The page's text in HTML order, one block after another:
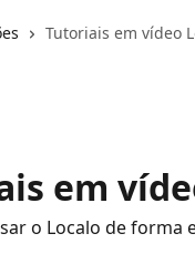
Tutoriais em vídeo
em
o Localo de